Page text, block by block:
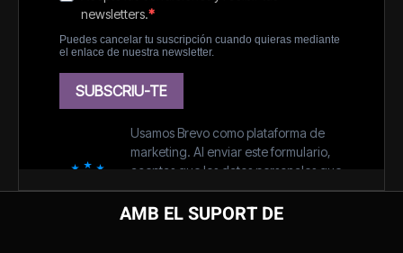
AMB EL SUPORT DE